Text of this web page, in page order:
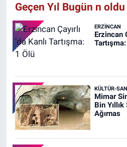
Geçen Yıl Bugün n oldu
ERZINCAN
Erzincan
KÜLTÜR-
Mimar
Bin
Ağırnas